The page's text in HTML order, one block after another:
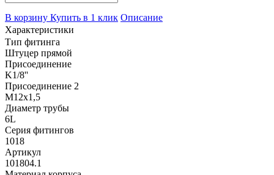
В корзину Купить в 1 клик Описание
Характеристики
Тип фитинга
Штуцер прямой
Присоединение
K1/8''
Присоединение 2
M12x1,5
Диаметр трубы
6L
Серия фитингов
1018
Артикул
101804.1